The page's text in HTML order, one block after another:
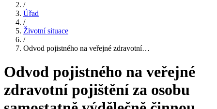
/
Úřad
/
Životní situace
/
Odvod pojistného na veřejné zdravotní…
Odvod pojistného na veřejné
zdravotní pojištění za osobu